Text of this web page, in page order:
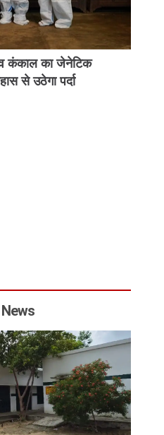
कंकाल का जेनेटिक
से उठेगा पर्दा